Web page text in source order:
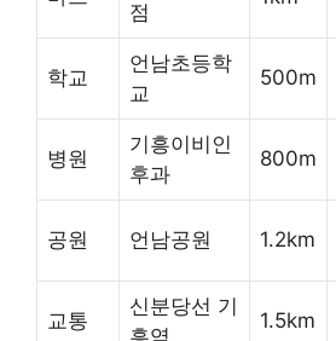
점
학교
언남초등학
교
500m
병원
기흥이비인
후과
800m
공원 언남공원 1.2km
교통
신분당선 기
흥역
1.5km